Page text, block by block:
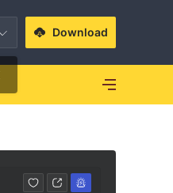
Download